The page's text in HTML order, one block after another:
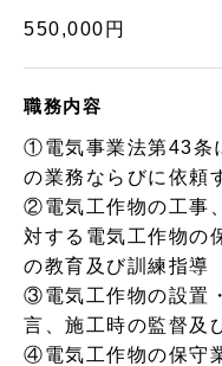
550,000円
職務内容
①電気事業法第43条
の業務ならびに依頼
②電気工作物の工事
対する電気工作物の
の教育及び訓練指導
③電気工作物の設置
言、施工時の監督
④電気工作物の保守